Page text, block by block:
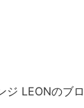
ジ LEONのブ